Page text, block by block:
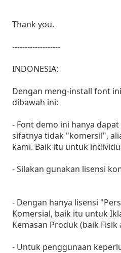
Thank you.
-------------------
INDONESIA:
Dengan meng-install font
dibawah ini:
- Font demo ini hanya
sifatnya tidak "komersil",
kami. Baik itu untuk
- Silakan gunakan lisensi
- Dengan hanya lisensi
Komersial, baik itu untuk
Kemasan Produk (baik
- Untuk penggunaan